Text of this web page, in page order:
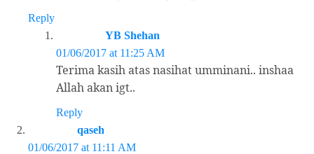
Reply
YB Shehan
01/06/2017 at 11:25 AM
Terima kasih atas nasihat umminani.. inshaa
Allah akan igt..
Reply
qaseh
01/06/2017 at 11:11 AM